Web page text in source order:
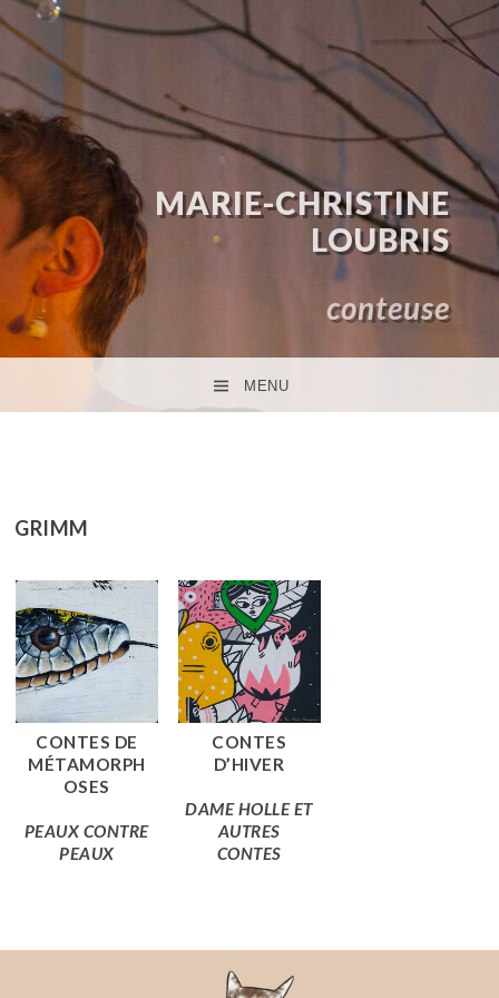
MARIE-CHRISTINE
LOUBRIS
conteuse
MENU
GRIMM
CONTES DE
MÉTAMORPH
OSES
PEAUX CONTRE
PEAUX
CONTES
D’HIVER
DAME HOLLE ET
AUTRES
CONTES